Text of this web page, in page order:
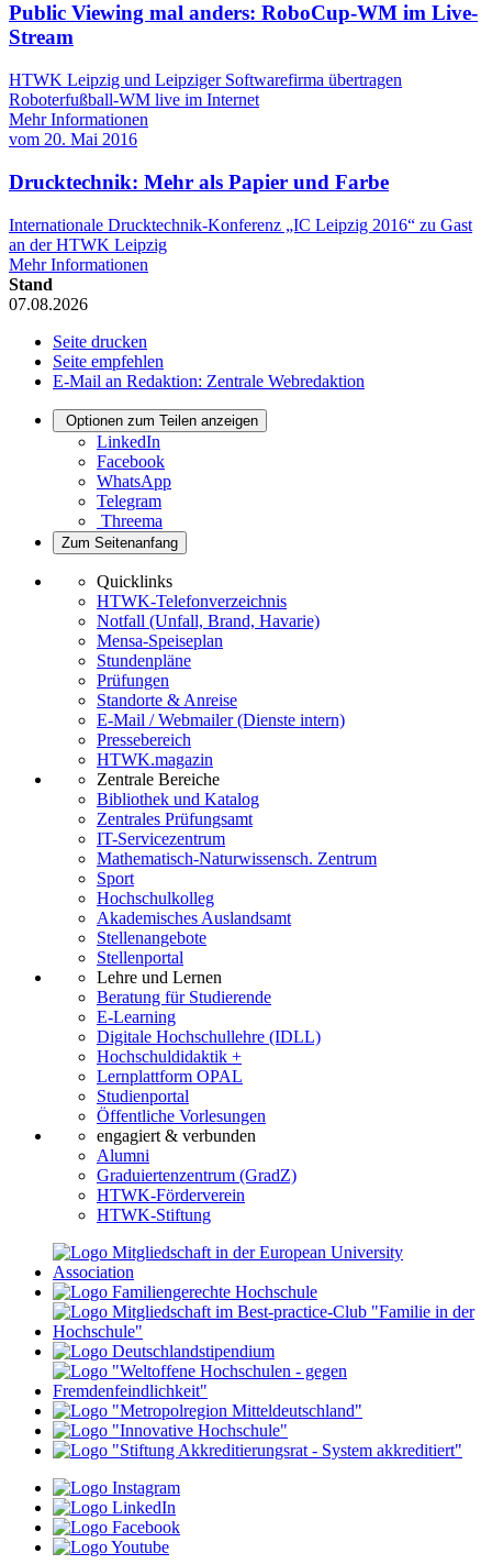
Public Viewing mal anders: RoboCup-WM im Live-
Stream
HTWK Leipzig und Leipziger Softwarefirma übertragen
Roboterfußball-WM live im Internet
Mehr Informationen
vom 20. Mai 2016
Drucktechnik: Mehr als Papier und Farbe
Internationale Drucktechnik-Konferenz „IC Leipzig 2016“ zu Gast
an der HTWK Leipzig
Mehr Informationen
Stand
07.08.2026
Seite drucken
Seite empfehlen
E-Mail an Redaktion: Zentrale Webredaktion
Optionen zum Teilen anzeigen
LinkedIn
Facebook
WhatsApp
Telegram
Threema
Zum Seitenanfang
Quicklinks
HTWK-Telefonverzeichnis
Notfall (Unfall, Brand, Havarie)
Mensa-Speiseplan
Stundenpläne
Prüfungen
Standorte & Anreise
E-Mail / Webmailer (Dienste intern)
Pressebereich
HTWK.magazin
Zentrale Bereiche
Bibliothek und Katalog
Zentrales Prüfungsamt
IT-Servicezentrum
Mathematisch-Naturwissensch. Zentrum
Sport
Hochschulkolleg
Akademisches Auslandsamt
Stellenangebote
Stellenportal
Lehre und Lernen
Beratung für Studierende
E-Learning
Digitale Hochschullehre (IDLL)
Hochschuldidaktik +
Lernplattform OPAL
Studienportal
Öffentliche Vorlesungen
engagiert & verbunden
Alumni
Graduiertenzentrum (GradZ)
HTWK-Förderverein
HTWK-Stiftung